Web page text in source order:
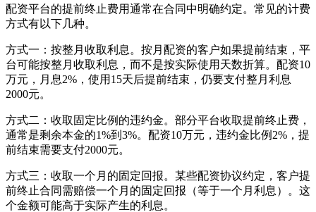
配资平台的提前终止费用通常在合同中明确约定。常见的计费
方式有以下几种。
方式一：按整月收取利息。按月配资的客户如果提前结束，平
台可能按整月收取利息，而不是按实际使用天数折算。配资10
万元，月息2%，使用15天后提前结束，仍要支付整月利息
2000元。
方式二：收取固定比例的违约金。部分平台收取提前终止费，
通常是剩余本金的1%到3%。配资10万元，违约金比例2%，提
前结束需要支付2000元。
方式三：收取一个月的固定回报。某些配资协议约定，客户提
前终止合同需赔偿一个月的固定回报（等于一个月利息）。这
个金额可能高于实际产生的利息。